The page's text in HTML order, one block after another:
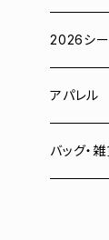
ユニフォ
Tシャツ
スウェット
2026シー
# 00 蓮
# 0 岡田
アパレル
スウェッ
バッグ・